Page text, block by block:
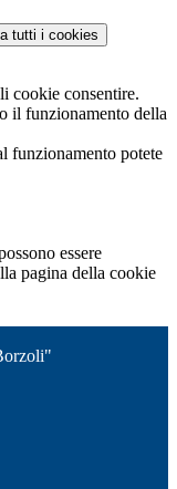
tutti i cookies
cookie consentire.
il funzionamento della
funzionamento potete
essere
pagina della cookie